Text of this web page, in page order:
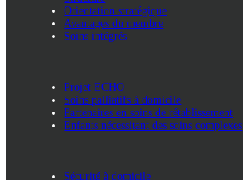
Orientation stratégique
Avantages du membre
Soins intégrés
Projet ECHO
Soins palliatifs à domicile
Partenaires en soins de rétablissement
Enfants nécessitant des soins complexes
Sécurité à domicile